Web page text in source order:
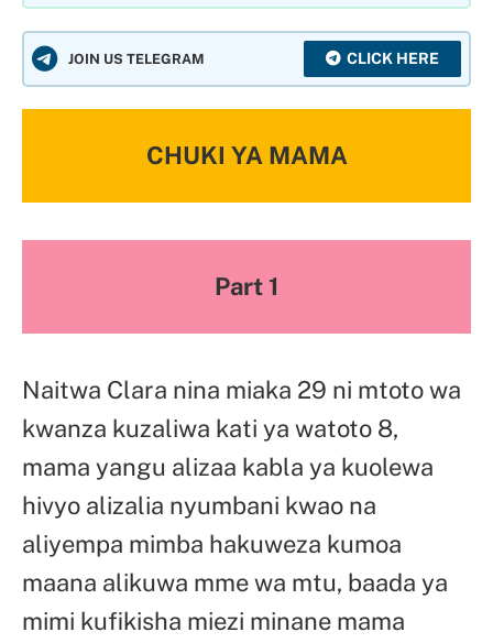
JOIN US TELEGRAM CLICK HERE
CHUKI YA MAMA
Part 1
Naitwa Clara nina miaka 29 ni mtoto wa
kwanza kuzaliwa kati ya watoto 8,
mama yangu alizaa kabla ya kuolewa
hivyo alizalia nyumbani kwao na
aliyempa mimba hakuweza kumoa
maana alikuwa mme wa mtu, baada ya
mimi kufikisha miezi minane mama